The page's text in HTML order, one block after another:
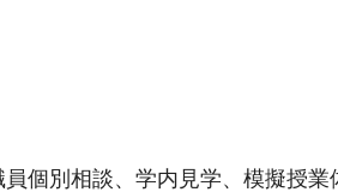
個別相談、学内見学、模擬授業